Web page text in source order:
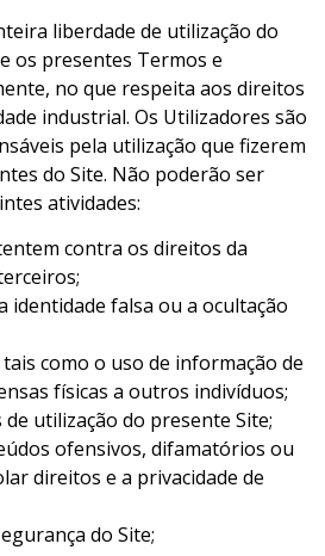
liberdade de utilização do
os presentes Termos e
no que respeita aos direitos
industrial. Os Utilizadores são
pela utilização que fizerem
do Site. Não poderão ser
atividades:
contra os direitos da
identidade falsa ou a ocultação
como o uso de informação de
físicas a outros indivíduos;
utilização do presente Site;
ofensivos, difamatórios ou
direitos e a privacidade de
do Site;